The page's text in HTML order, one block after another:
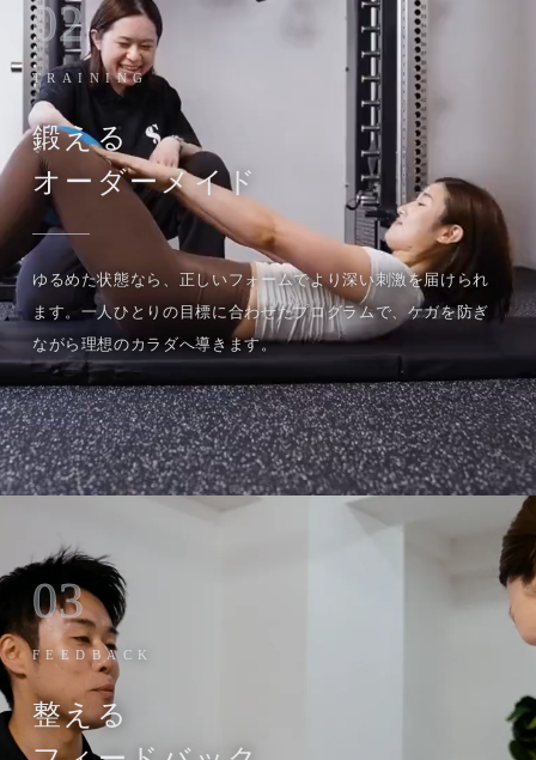
02
TRAINING
鍛える
オーダーメイド
ゆるめた状態なら、正しいフォームでより深い刺激を届けられ
ます。一人ひとりの目標に合わせたプログラムで、ケガを防ぎ
ながら理想のカラダへ導きます。
03
FEEDBACK
整える